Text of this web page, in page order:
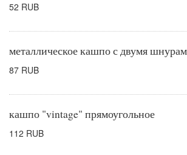
52 RUB
металлическое кашпо с двумя
87 RUB
кашпо "vintage" прямоугольное
112 RUB